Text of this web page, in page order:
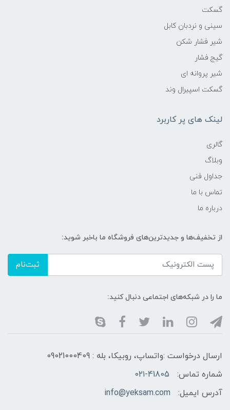
گسکت
سینی و نردبان کابل
شیر فشار شکن
گیج فشار
شیر پروانه ای
گسکت اسپیرال وند
لینک های پر کاربرد
گالری
وبلاگ
جداول فنی
تماس با ما
درباره ما
از تخفیف‌ها و جدیدترین‌های فروشگاه ما باخبر شوید:
ثبت‌نام
ما را در شبکه‌های اجتماعی دنبال کنید:
ارسال درخواست :واتساپ، روبیکا، بله : 09021000409
شماره تماس:
۰۲۱-41805
آدرس ایمیل:
info@yeksam.com